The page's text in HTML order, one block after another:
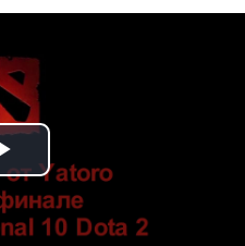
Play Video